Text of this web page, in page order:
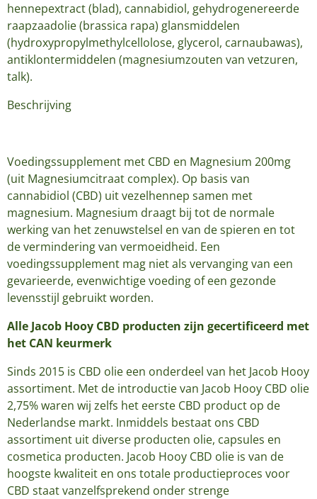
hennepextract (blad), cannabidiol, gehydrogenereerde
raapzaadolie (brassica rapa) glansmiddelen
(hydroxypropylmethylcellolose, glycerol, carnaubawas),
antiklontermiddelen (magnesiumzouten van vetzuren,
talk).
Beschrijving
Voedingssupplement met CBD en Magnesium 200mg
(uit Magnesiumcitraat complex). Op basis van
cannabidiol (CBD) uit vezelhennep samen met
magnesium. Magnesium draagt bij tot de normale
werking van het zenuwstelsel en van de spieren en tot
de vermindering van vermoeidheid. Een
voedingssupplement mag niet als vervanging van een
gevarieerde, evenwichtige voeding of een gezonde
levensstijl gebruikt worden.
Alle Jacob Hooy CBD producten zijn gecertificeerd met
het CAN keurmerk
Sinds 2015 is CBD olie een onderdeel van het Jacob Hooy
assortiment. Met de introductie van Jacob Hooy CBD olie
2,75% waren wij zelfs het eerste CBD product op de
Nederlandse markt. Inmiddels bestaat ons CBD
assortiment uit diverse producten olie, capsules en
cosmetica producten. Jacob Hooy CBD olie is van de
hoogste kwaliteit en ons totale productieproces voor
CBD staat vanzelfsprekend onder strenge